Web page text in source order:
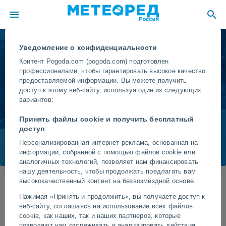
Уведомление о конфиденциальности
Контент Pogoda.com (pogoda.com) подготовлен
профессионалами, чтобы гарантировать высокое качество
предоставляемой информации. Вы можете получить
доступ к этому веб-сайту, используя один из следующих
вариантов:
Принять файлы cookie и получить бесплатный
доступ
Персонализированная интернет-реклама, основанная на
информации, собранной с помощью файлов cookie или
аналогичных технологий, позволяет нам финансировать
нашу деятельность, чтобы продолжать предлагать вам
высококачественный контент на безвозмездной основе.
Нажимая «Принять и продолжить», вы получаете доступ к
веб-сайту, соглашаясь на использование всех файлов
cookie, как наших, так и наших партнеров, которые
Горнолыжные курорты
Португалия
Информация о горнолыжных курортах
Список горнолыжных курортов Португалия
Serra da Estrela Закрыта